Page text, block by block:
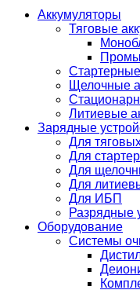
Аккумуляторы
Тяговые
Щелочные
Литиевые
Зарядные
Для
Для
Для
Для
Для ИБП
Разрядные
Оборудование
Системы